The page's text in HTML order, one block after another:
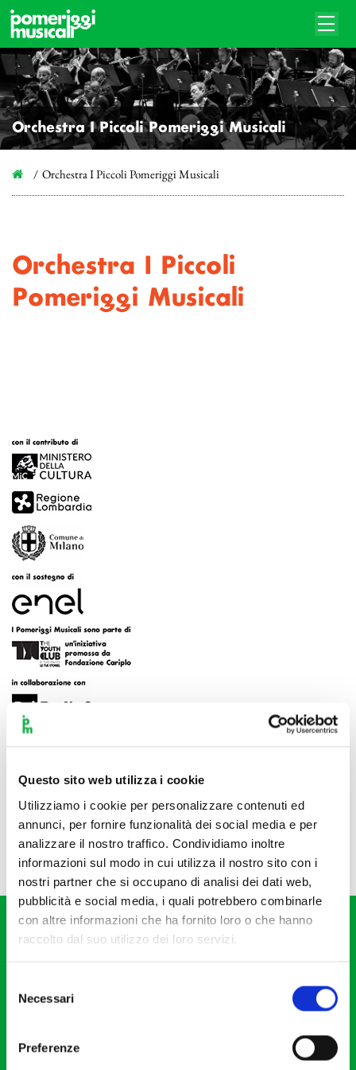
Questo sito web utilizza i cookie
Utilizziamo i cookie per personalizzare contenuti ed
annunci, per fornire funzionalità dei social media e per
analizzare il nostro traffico. Condividiamo inoltre
informazioni sul modo in cui utilizza il nostro sito con i
nostri partner che si occupano di analisi dei dati web,
pubblicità e social media, i quali potrebbero combinarle
con altre informazioni che ha fornito loro o che hanno
raccolto dal suo utilizzo dei loro servizi.
delNecessari
Preferenze
Orchestra I Piccoli Pomeriggi Musicali
Orchestra I Piccoli Pomeriggi Musicali
Orchestra I Piccoli
Pomeriggi Musicali
20121 Milano